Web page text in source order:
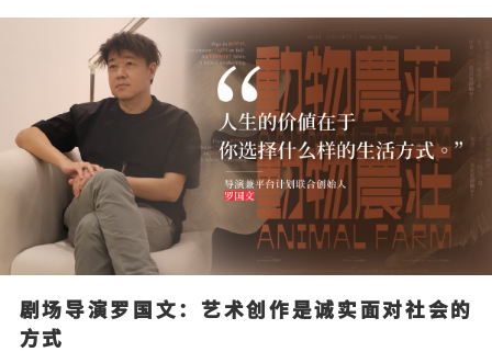
剧场导演罗国文：艺术创作是诚实面对社会的
方式